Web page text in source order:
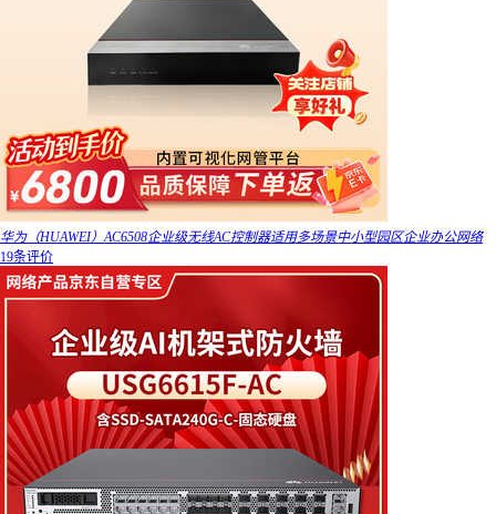
华为（HUAWEI）AC6508企业级无线AC控制器适用多场景中小型园区企业办公网络
19条评价